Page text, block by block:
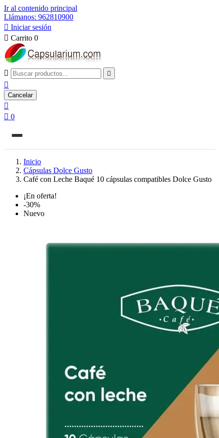
Ir al contenido principal
Llámanos: 962810900
 Iniciar sesión
 Carrito 0
 

Cancelar

 0
Inicio
Cápsulas Dolce Gusto
Café con Leche Baqué 10 cápsulas compatibles Dolce Gusto
¡En oferta!
-30%
Nuevo